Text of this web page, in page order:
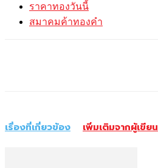
ราคาทองวันนี้
สมาคมค้าทองคำ
เรื่องที่เกี่ยวข้อง เพิ่มเติมจากผู้เขียน